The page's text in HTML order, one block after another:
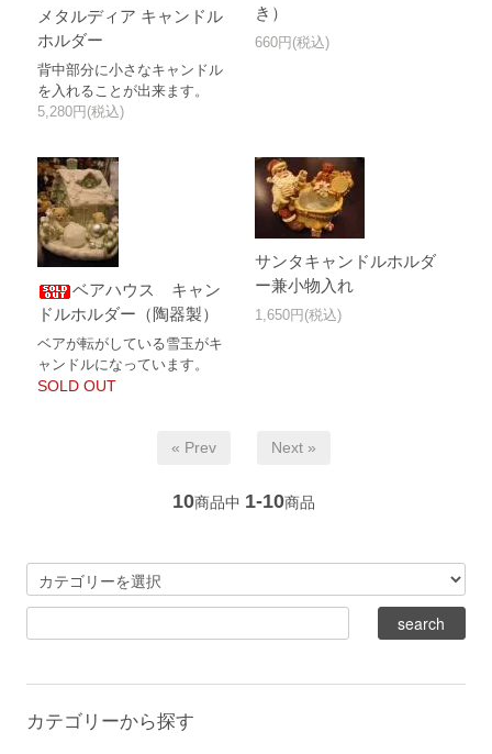
メタルディア キャンドル
ホルダー
背中部分に小さなキャンドル
を入れることが出来ます。
5,280円(税込)
き）
660円(税込)
ベアハウス キャン
ドルホルダー（陶器製）
ベアが転がしている雪玉がキ
ャンドルになっています。
SOLD OUT
サンタキャンドルホルダ
ー兼小物入れ
1,650円(税込)
« Prev Next »
10商品中 1-10商品
カテゴリーから探す